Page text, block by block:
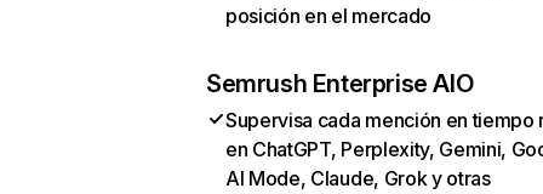
posición en el mercado
Semrush Enterprise AIO
Supervisa cada mención en tiempo
en ChatGPT, Perplexity, Gemini,
AI Mode, Claude, Grok y otras